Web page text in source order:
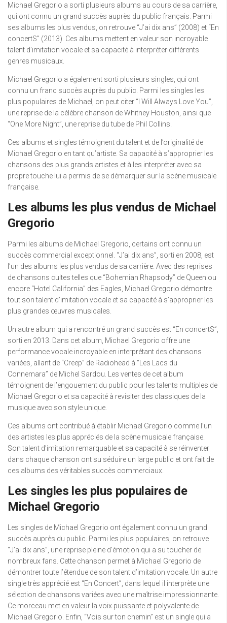
Michael Gregorio a sorti plusieurs albums au cours de sa carrière,
qui ont connu un grand succès auprès du public français. Parmi
ses albums les plus vendus, on retrouve “J’ai dix ans” (2008) et “En
concertS” (2013). Ces albums mettent en valeur son incroyable
talent d’imitation vocale et sa capacité à interpréter différents
genres musicaux.
Michael Gregorio a également sorti plusieurs singles, qui ont
connu un franc succès auprès du public. Parmi les singles les
plus populaires de Michael, on peut citer “I Will Always Love You”,
une reprise de la célèbre chanson de Whitney Houston, ainsi que
“One More Night”, une reprise du tube de Phil Collins.
Ces albums et singles témoignent du talent et de l’originalité de
Michael Gregorio en tant qu’artiste. Sa capacité à s’approprier les
chansons des plus grands artistes et à les interpréter avec sa
propre touche lui a permis de se démarquer sur la scène musicale
française.
Les albums les plus vendus de Michael
Gregorio
Parmi les albums de Michael Gregorio, certains ont connu un
succès commercial exceptionnel. “J’ai dix ans”, sorti en 2008, est
l’un des albums les plus vendus de sa carrière. Avec des reprises
de chansons cultes telles que “Bohemian Rhapsody” de Queen ou
encore “Hotel California” des Eagles, Michael Gregorio démontre
tout son talent d’imitation vocale et sa capacité à s’approprier les
plus grandes œuvres musicales.
Un autre album qui a rencontré un grand succès est “En concertS”,
sorti en 2013. Dans cet album, Michael Gregorio offre une
performance vocale incroyable en interprétant des chansons
variées, allant de “Creep” de Radiohead à “Les Lacs du
Connemara” de Michel Sardou. Les ventes de cet album
témoignent de l’engouement du public pour les talents multiples de
Michael Gregorio et sa capacité à revisiter des classiques de la
musique avec son style unique.
Ces albums ont contribué à établir Michael Gregorio comme l’un
des artistes les plus appréciés de la scène musicale française.
Son talent d’imitation remarquable et sa capacité à se réinventer
dans chaque chanson ont su séduire un large public et ont fait de
ces albums des véritables succès commerciaux.
Les singles les plus populaires de
Michael Gregorio
Les singles de Michael Gregorio ont également connu un grand
succès auprès du public. Parmi les plus populaires, on retrouve
“J’ai dix ans”, une reprise pleine d’émotion qui a su toucher de
nombreux fans. Cette chanson permet à Michael Gregorio de
démontrer toute l’étendue de son talent d’imitation vocale. Un autre
single très apprécié est “En Concert”, dans lequel il interprète une
sélection de chansons variées avec une maîtrise impressionnante.
Ce morceau met en valeur la voix puissante et polyvalente de
Michael Gregorio. Enfin, “Vois sur ton chemin” est un single qui a